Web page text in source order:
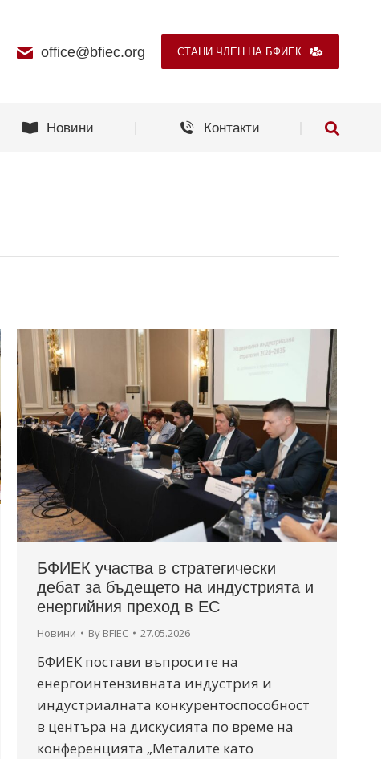
office@bfiec.org СТАНИ ЧЛЕН НА БФИЕК
Новини Контакти
БФИЕК участва в стратегически
дебат за бъдещето на индустрията и
енергийния преход в ЕС
Новини By BFIEC 27.05.2026
БФИЕК постави въпросите на
енергоинтензивната индустрия и
индустриалната конкурентоспособност
в центъра на дискусията по време на
конференцията „Металите като